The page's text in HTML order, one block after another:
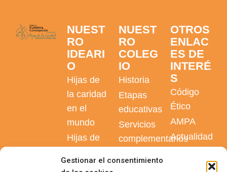
Gestionar el consentimiento
NUEST
RO
IDEARI
O
Hijas de
la caridad
en el
mundo
Hijas de
en
NUEST
RO
COLEG
IO
Historia
Etapas
educativas
Servicios
complementarios
OTROS
ENLAC
ES DE
INTERÉ
S
Código
Ético
AMPA
Actualidad